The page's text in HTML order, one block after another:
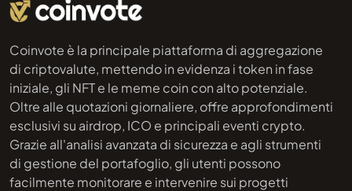
Coinvote è la principale piattaforma di aggregazione
di criptovalute, mettendo in evidenza i token in fase
iniziale, gli NFT e le meme coin con alto potenziale.
Oltre alle quotazioni giornaliere, offre approfondimenti
esclusivi su airdrop, ICO e principali eventi crypto.
Grazie all'analisi avanzata di sicurezza e agli strumenti
di gestione del portafoglio, gli utenti possono
facilmente monitorare e intervenire sui progetti